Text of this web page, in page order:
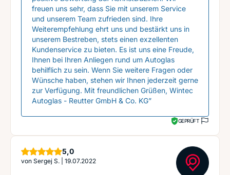
freuen uns sehr, dass Sie mit unserem Service
und unserem Team zufrieden sind. Ihre
Weiterempfehlung ehrt uns und bestärkt uns in
unserem Bestreben, stets einen exzellenten
Kundenservice zu bieten. Es ist uns eine Freude,
Ihnen bei Ihren Anliegen rund um Autoglas
behilflich zu sein. Wenn Sie weitere Fragen oder
Wünsche haben, stehen wir Ihnen jederzeit gerne
zur Verfügung. Mit freundlichen Grüßen, Wintec
Autoglas - Reutter GmbH & Co. KG”
GEPRÜFT
5,0Sterne
von Sergej S. 19.07.2022